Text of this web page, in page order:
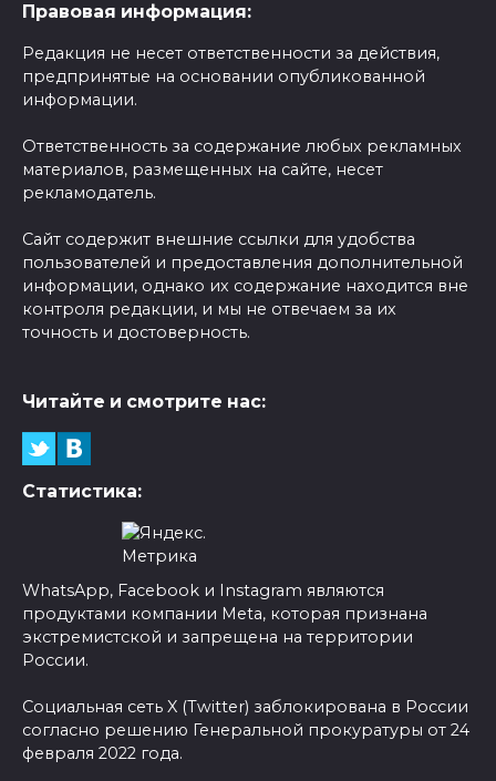
Правовая информация:
Редакция не несет ответственности за действия,
предпринятые на основании опубликованной
информации.
Ответственность за содержание любых рекламных
материалов, размещенных на сайте, несет
рекламодатель.
Сайт содержит внешние ссылки для удобства
пользователей и предоставления дополнительной
информации, однако их содержание находится вне
контроля редакции, и мы не отвечаем за их
точность и достоверность.
Читайте и смотрите нас:
Статистика:
WhatsApp, Facebook и Instagram являются
продуктами компании Meta, которая признана
экстремистской и запрещена на территории
России.
Социальная сеть X (Twitter) заблокирована в России
согласно решению Генеральной прокуратуры от 24
февраля 2022 года.